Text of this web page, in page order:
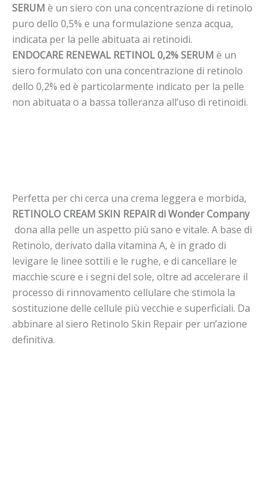
SERUM è un siero con una concentrazione di retinolo
puro dello 0,5% e una formulazione senza acqua,
indicata per la pelle abituata ai retinoidi.
ENDOCARE RENEWAL RETINOL 0,2% SERUM è un
siero formulato con una concentrazione di retinolo
dello 0,2% ed è particolarmente indicato per la pelle
non abituata o a bassa tolleranza all’uso di retinoidi.
Perfetta per chi cerca una crema leggera e morbida,
RETINOLOCREAM SKIN REPAIR di Wonder Company
dona alla pelle un aspetto più sano e vitale. A base di
Retinolo, derivato dalla vitamina A, è in grado di
levigare le linee sottili e le rughe, e di cancellare le
macchie scure e i segni del sole, oltre ad accelerare il
processo di rinnovamento cellulare che stimola la
sostituzione delle cellule più vecchie e superficiali. Da
abbinare al siero Retinolo Skin Repair per un’azione
definitiva.